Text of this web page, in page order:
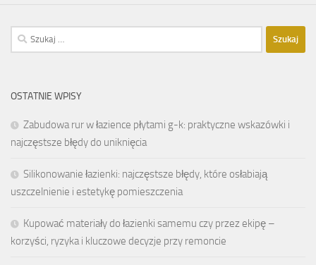
Szukaj:
OSTATNIE WPISY
Zabudowa rur w łazience płytami g-k: praktyczne wskazówki i
najczęstsze błędy do uniknięcia
Silikonowanie łazienki: najczęstsze błędy, które osłabiają
uszczelnienie i estetykę pomieszczenia
Kupować materiały do łazienki samemu czy przez ekipę –
korzyści, ryzyka i kluczowe decyzje przy remoncie